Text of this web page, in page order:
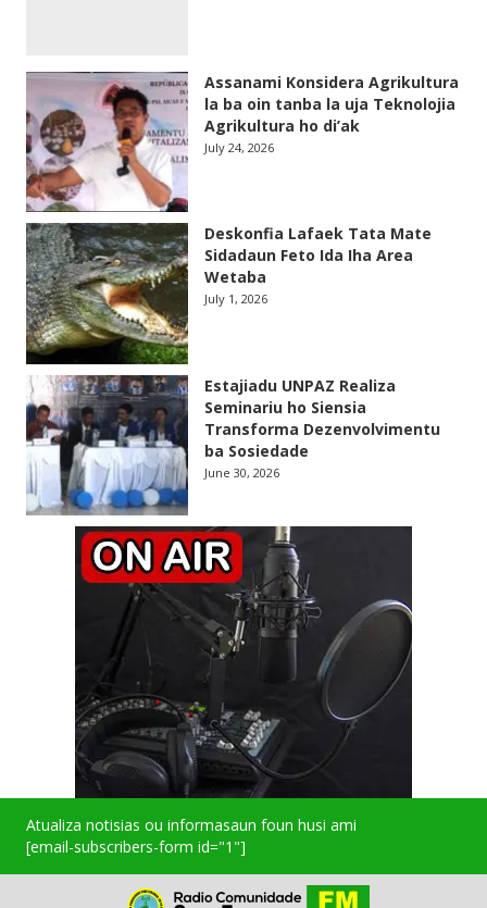
Assanami Konsidera Agrikultura
la ba oin tanba la uja Teknolojia
Agrikultura ho di’ak
July 24, 2026
Deskonfia Lafaek Tata Mate
Sidadaun Feto Ida Iha Area
Wetaba
July 1, 2026
Estajiadu UNPAZ Realiza
Seminariu ho Siensia
Transforma Dezenvolvimentu
ba Sosiedade
June 30, 2026
Atualiza notisias ou informasaun foun husi ami
[email-subscribers-form id="1"]